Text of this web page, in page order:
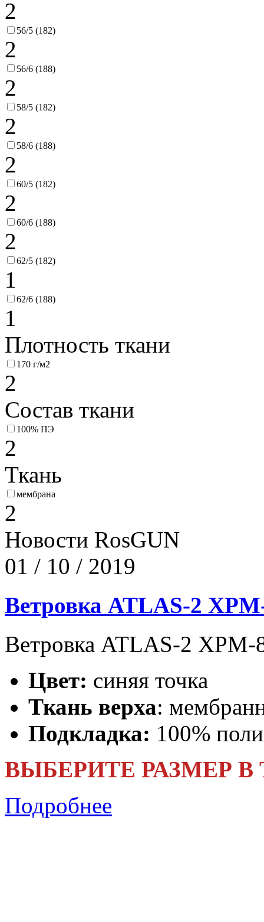
2
56/5 (182)
2
56/6 (188)
2
58/5 (182)
2
58/6 (188)
2
60/5 (182)
2
60/6 (188)
2
62/5 (182)
1
62/6 (188)
1
Плотность ткани
170 г/м2
2
Состав ткани
100% ПЭ
2
Ткань
мембрана
2
Новости RosGUN
01 / 10 / 2019
Ветровка ATLAS-2
Ветровка ATLAS-2 XPM-
Цвет: синяя точка
Ткань верха:
Подкладка: 100%
ВЫБЕРИТЕ РАЗМЕР В
Подробнее